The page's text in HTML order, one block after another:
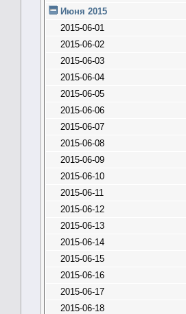
Июня 2015
2015-06-01
2015-06-02
2015-06-03
2015-06-04
2015-06-05
2015-06-06
2015-06-07
2015-06-08
2015-06-09
2015-06-10
2015-06-11
2015-06-12
2015-06-13
2015-06-14
2015-06-15
2015-06-16
2015-06-17
2015-06-18